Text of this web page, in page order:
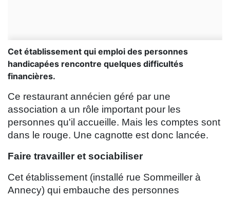
Cet établissement qui emploi des personnes
handicapées rencontre quelques difficultés
financières.
Ce restaurant annécien géré par une
association a un rôle important pour les
personnes qu'il accueille. Mais les comptes sont
dans le rouge. Une cagnotte est donc lancée.
Faire travailler et sociabiliser
Cet établissement (installé rue Sommeiller à
Annecy) qui embauche des personnes